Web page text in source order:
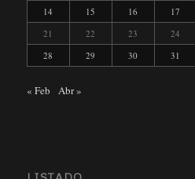
14
15 16 17
21
22 23 24
28
29 30 31
« Feb Abr »